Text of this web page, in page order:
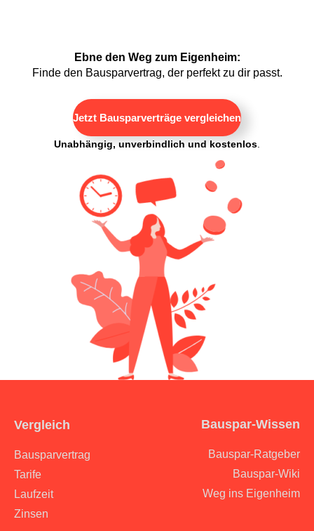
Ebne den Weg zum Eigenheim:
Finde den Bausparvertrag, der perfekt zu dir passt.
Jetzt Bausparverträge vergleichen
Unabhängig, unverbindlich und kostenlos
Vergleich
Bausparvertrag
Tarife
Laufzeit
Zinsen
Bauspar-Wissen
Bauspar-Ratgeber
Bauspar-Wiki
Weg ins Eigenheim